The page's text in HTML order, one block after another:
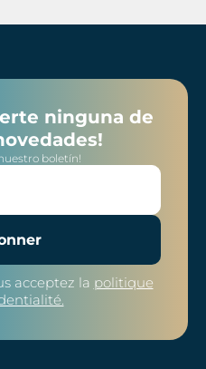
ninguna de
boletín!
acceptez la politique